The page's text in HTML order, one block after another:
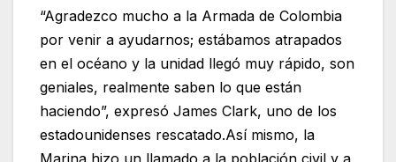
“Agradezco mucho a la Armada de Colombia
por venir a ayudarnos; estábamos atrapados
en el océano y la unidad llegó muy rápido, son
geniales, realmente saben lo que están
haciendo”, expresó James Clark, uno de los
estadounidenses rescatado.Así mismo, la
Marina hizo un llamado a la población civil y a